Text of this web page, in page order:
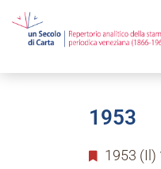
1953
1953 (Il)